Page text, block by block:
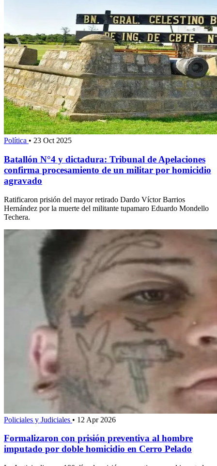
Política • 23 Oct 2025
Batallón N°4 y dictadura: Tribunal de Apelaciones
confirma procesamiento de un militar por homicidio
agravado
Ratificaron prisión del mayor retirado Dardo Víctor Barrios
Hernández por la muerte del militante tupamaro Eduardo Mondello
Techera.
Policiales y Judiciales • 12 Apr 2026
Formalizaron con prisión preventiva al hombre
imputado por doble homicidio en Cerro Pelado